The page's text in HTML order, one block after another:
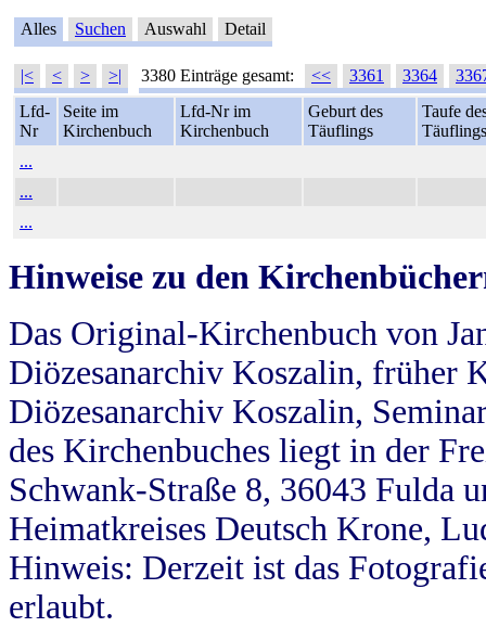
Alles Suchen Auswahl Detail
|< < > >| 3380 Einträge gesamt: << 3361 3364
Lfd-
Nr
Seite im
Kirchenbuch
Lfd-Nr im
Kirchenbuch
Geburt des
Täuflings
Taufe
Täuflings
...
...
...
Hinweise zu den
Das Original-Kirchenbuch von
Diözesanarchiv Koszalin, früher
Diözesanarchiv Koszalin,
des Kirchenbuches liegt in der
Schwank-Straße 8, 36043 Fulda
Heimatkreises Deutsch Krone,
Hinweis: Derzeit ist das
erlaubt.